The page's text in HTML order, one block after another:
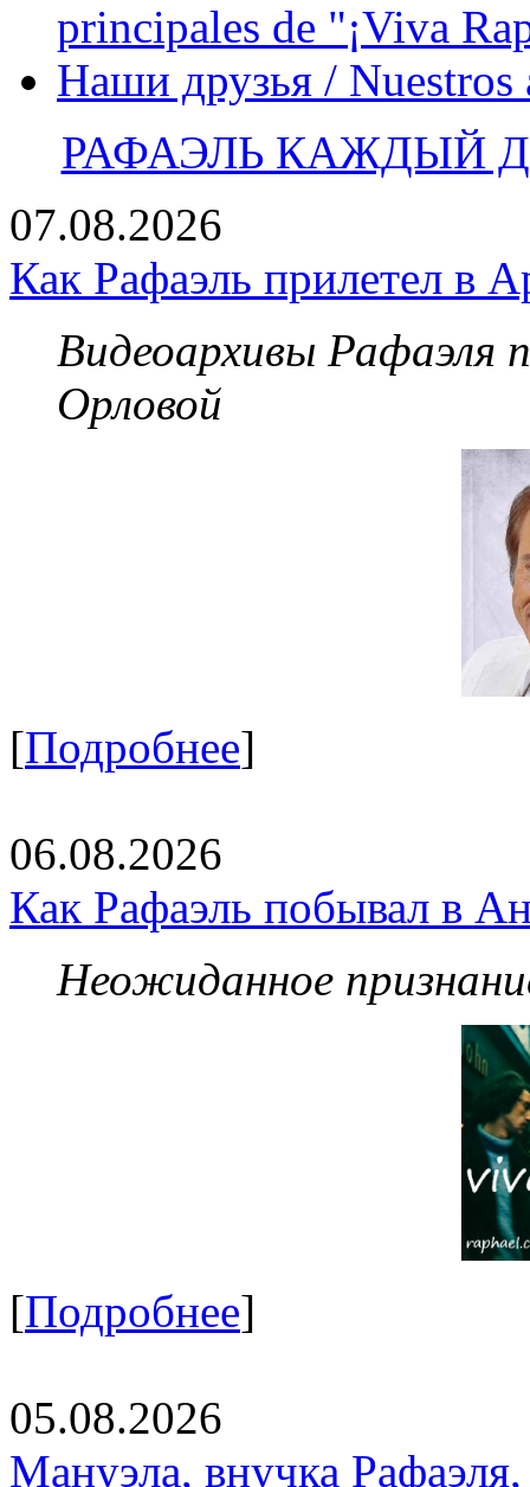
principales de "¡Viva
Наши друзья / Nuestros
РАФАЭЛЬ КАЖДЫЙ
07.08.2026
Как Рафаэль прилетел в
Видеоархивы Рафаэля
Орловой
[Подробнее]
06.08.2026
Как Рафаэль побывал в
Неожиданное
[Подробнее]
05.08.2026
Мануэла, внучка